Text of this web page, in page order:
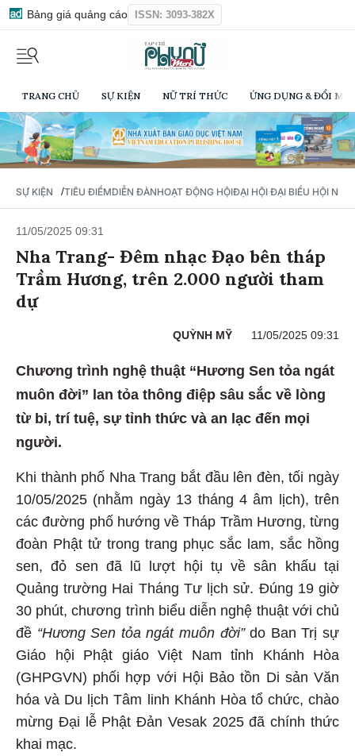
Bảng giá quảng cáo ISSN: 3093-382X
TRANG CHỦ SỰ KIỆN NỮ TRÍ THỨC ỨNG DỤNG & ĐỔI
SỰ KIỆN / TIÊU ĐIỂMDIỄN ĐÀNHOẠT ĐỘNG HỘIĐẠI HỘI ĐẠI BIỂU HỘI NỮ
11/05/2025 09:31
Nha Trang- Đêm nhạc Đạo bên tháp
Trầm Hương, trên 2.000 người tham
dự
QUỲNH MỸ 11/05/2025 09:31
Chương trình nghệ thuật “Hương Sen tỏa ngát
muôn đời” lan tỏa thông điệp sâu sắc về lòng
từ bi, trí tuệ, sự tỉnh thức và an lạc đến mọi
người.
Khi thành phố Nha Trang bắt đầu lên đèn, tối ngày
10/05/2025 (nhằm ngày 13 tháng 4 âm lịch), trên
các đường phố hướng về Tháp Trầm Hương, từng
đoàn Phật tử trong trang phục sắc lam, sắc hồng
sen, đỏ sen đã lũ lượt hội tụ về sân khấu tại
Quảng trường Hai Tháng Tư lịch sử. Đúng 19 giờ
30 phút, chương trình biểu diễn nghệ thuật với chủ
đề “Hương Sen tỏa ngát muôn đời”do Ban Trị sự
Giáo hội Phật giáo Việt Nam tỉnh Khánh Hòa
(GHPGVN) phối hợp với Hội Bảo tồn Di sản Văn
hóa và Du lịch Tâm linh Khánh Hòa tổ chức, chào
mừng Đại lễ Phật Đản Vesak 2025 đã chính thức
khai mạc.